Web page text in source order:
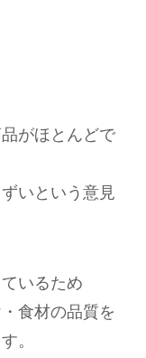
がほとんどで
いという意見
いるため
食材の品質を
。